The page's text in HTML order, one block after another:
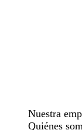
Nuestra
Quiénes